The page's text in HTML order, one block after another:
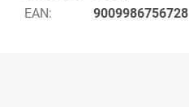
EAN: 9009986756728